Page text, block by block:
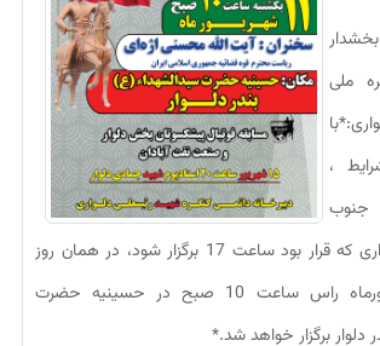
ملی
،
جنوب
شهید رئیسعلی دلواری که قرار بود ساعت 17 برگزار شود، در همان روز
یکشنبه 11 شهریورماه راس ساعت 10 صبح در حسینیه حضرت
دلوار برگزار خواهد شد.*